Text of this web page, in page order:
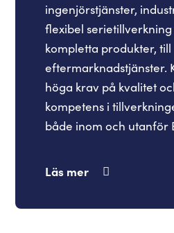
ingenjörstjänster,
flexibel
kompletta produkter, till
eftermarknadstjänster.
höga krav på kvalitet
kompetens i
både inom och utanför
Läs mer